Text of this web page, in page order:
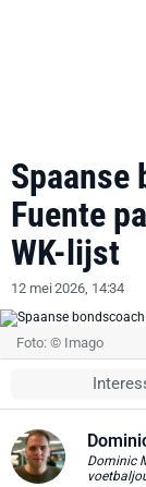
Spaanse
Fuente
WK-lijst
12 mei 2026, 14:34
Foto: © Imago
Dominic